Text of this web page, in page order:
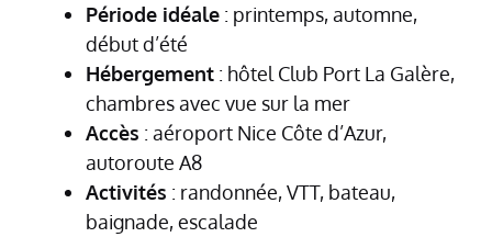
Période idéale : printemps, automne,
début d’été
Hébergement : hôtel Club Port La Galère,
chambres avec vue sur la mer
Accès : aéroport Nice Côte d’Azur,
autoroute A8
Activités : randonnée, VTT, bateau,
baignade, escalade